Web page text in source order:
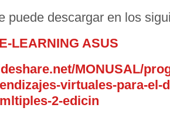
puede descargar en los
LEARNING ASUS
MONUSAL/
virtuales-para-el-
2-edicin